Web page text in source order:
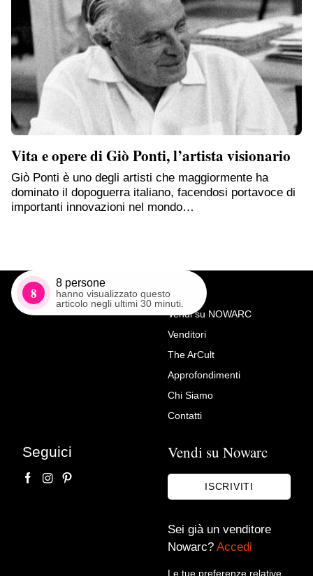
Vita e opere di Giò Ponti, l’artista visionario
Giò Ponti è uno degli artisti che maggiormente ha
dominato il dopoguerra italiano, facendosi portavoce di
importanti innovazioni nel mondo…
8
8 persone
hanno visualizzato questo
articolo negli ultimi 30 minuti.
Richiedi Maggiori Info su
Vaso dipinto a mano, Cina,
anni ’60
Vendi su NOWARC
Venditori
The ArCult
Approfondimenti
Chi Siamo
Contatti
Seguici Vendi su Nowarc
ISCRIVITI
Sei già un venditore
Nowarc? Accedi
Le tue preferenze relative